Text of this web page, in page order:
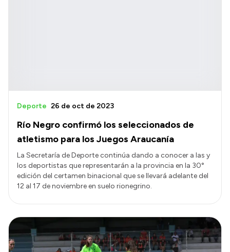
Río Negro confirmó los seleccionados de
atletismo para los Juegos Araucanía
Deporte 26 de oct de 2023
La Secretaría de Deporte continúa dando a conocer a las y
los deportistas que representarán a la provincia en la 30°
edición del certamen binacional que se llevará adelante del
12 al 17 de noviembre en suelo rionegrino.